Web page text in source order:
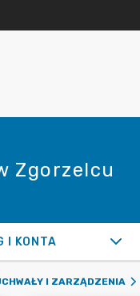
Zgorzelcu
I KONTA
I ZARZĄDZENIA